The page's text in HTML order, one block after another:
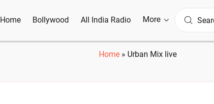
Home Bollywood All India Radio More
Home » Urban Mix live